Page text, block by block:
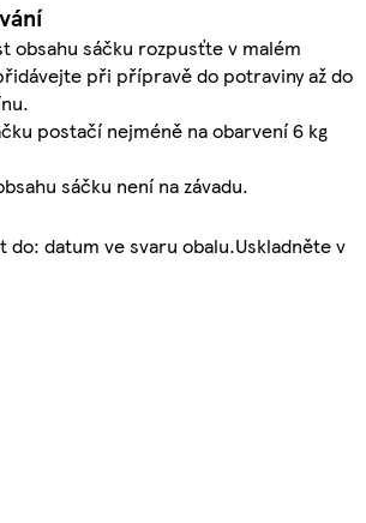
obsahu sáčku rozpusťte v malém
při přípravě do potraviny až do
postačí nejméně na obarvení 6 kg
sáčku není na závadu.
do: datum ve svaru obalu.Uskladněte v